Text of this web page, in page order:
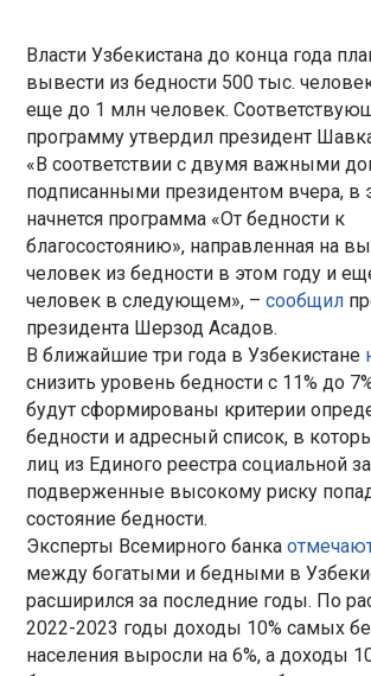
Власти Узбекистана до конца года
вывести из бедности 500 тыс.
еще до 1 млн человек.
программу утвердил президент
«В соответствии с двумя важными
подписанными президентом вчера, в
начнется программа «От бедности к
благосостоянию», направленная на
человек из бедности в этом году и
человек в следующем», –сообщил
президента Шерзод Асадов.
В ближайшие три года в Узбекистане
снизить уровень бедности с 11% до
будут сформированы критерии
бедности и адресный список, в
лиц из Единого реестра социальной
подверженные высокому риску
состояние бедности.
Эксперты Всемирного банка
между богатыми и бедными в
расширился за последние годы. По
2022-2023 годы доходы 10% самых
населения выросли на 6%, а доходы